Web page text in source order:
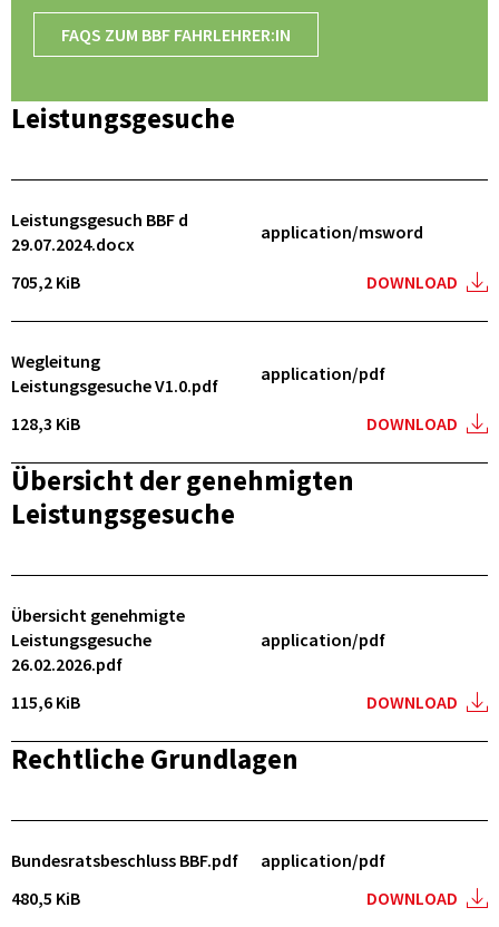
FAQS ZUM BBF FAHRLEHRER:IN
Leistungsgesuche
Leistungsgesuch BBF d
29.07.2024.docx
application/msword
705,2 KiB DOWNLOAD
Wegleitung
Leistungsgesuche V1.0.pdf
application/pdf
128,3 KiB DOWNLOAD
Übersicht der genehmigten
Leistungsgesuche
Übersicht genehmigte
Leistungsgesuche
26.02.2026.pdf
application/pdf
115,6 KiB DOWNLOAD
Rechtliche Grundlagen
Bundesratsbeschluss BBF.pdf
application/pdf
480,5 KiB
DOWNLOAD